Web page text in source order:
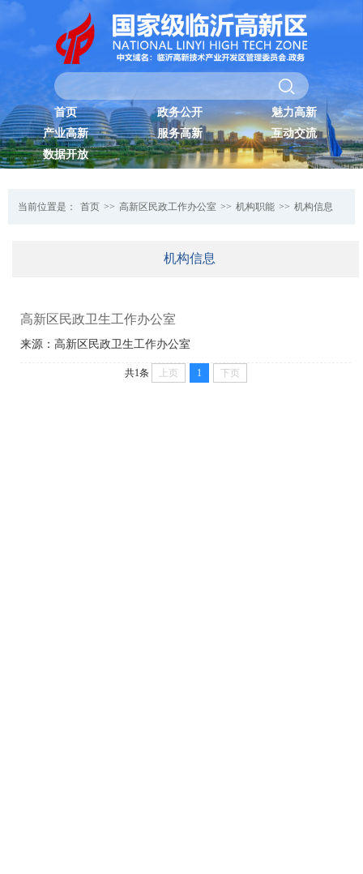
首页 政务公开
魅力高新
产业高新
服务高新
互动交流
数据开放
当前位置是： 首页 >> 高新区民政工作办公室 >> 机构职能 >> 机构信息
机构信息
高新区民政卫生工作办公室
来源：高新区民政卫生工作办公室
共1条 上页 1 下页